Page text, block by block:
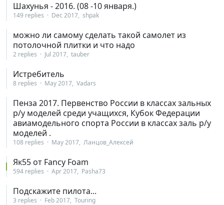
Шахунья - 2016. (08 -10 января.)
149 replies Dec 2017 shpak
можно ли самому сделать такой самолет из
потолочной плитки и что надо
2 replies Jul 2017 tauber
Истребитель
8 replies May 2017 Vadars
Пенза 2017. Первенство России в классах зальных
р/у моделей среди учащихся, Кубок Федерации
авиамодельного спорта России в классах заль р/у
моделей .
108 replies May 2017 Ланцов_Алексей
Як55 от Fancy Foam
594 replies Apr 2017 Pasha73
Подскажите пилота...
3 replies Feb 2017 Touring